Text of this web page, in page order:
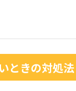
ときの対処法